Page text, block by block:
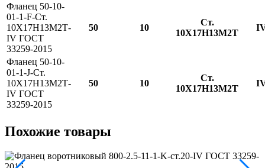
Фланец 50-10-
01-1-F-Ст.
10Х17Н13М2Т-
IV ГОСТ
33259-2015
50 10
Ст.
10Х17Н13М2Т
Фланец 50-10-
01-1-J-Ст.
10Х17Н13М2Т-
IV ГОСТ
33259-2015
50 10
Ст.
10Х17Н13М2Т
Похожие товары